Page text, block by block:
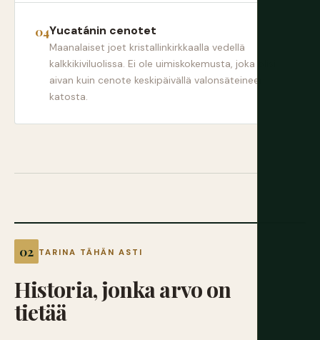
Yucatánin cenotet
Maanalaiset joet kristallinkirkkaalla vedellä
kalkkikiviluolissa. Ei ole uimiskokemusta, joka olisi
aivan kuin cenote keskipäivällä valonsäteineen
katosta.
TARINA TÄHÄN ASTI
Historia,jonkaarvoon
tietää